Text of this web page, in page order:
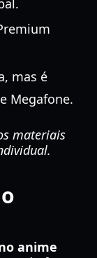
mas é
Megafone.
materiais
anime